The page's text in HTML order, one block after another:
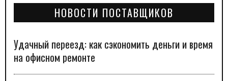
НОВОСТИ ПОСТАВЩИКОВ
Удачный переезд: как сэкономить деньги и время
на офисном ремонте